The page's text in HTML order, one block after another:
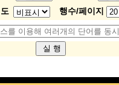
행수/페이지